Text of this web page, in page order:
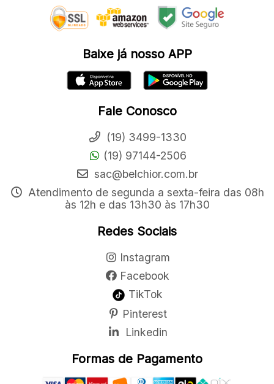
Baixe já nosso APP
Fale Conosco
(19) 3499-1330
(19) 97144-2506
sac@belchior.com.br
Atendimento de segunda a sexta-feira das 08h
às 12h e das 13h30 às 17h30
Redes Sociais
Instagram
Facebook
TikTok
Pinterest
Linkedin
Formas de Pagamento